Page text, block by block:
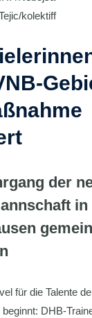
kolektiff
der
in
für die Talente
beginnt: DHB-